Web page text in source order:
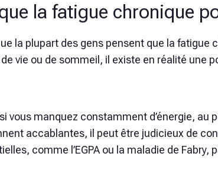
la fatigue chronique
la plupart des gens pensent que la fatigue
vie ou de sommeil, il existe en réalité une
vous manquez constamment d’énergie,
accablantes, il peut être judicieux de
comme l’EGPA ou la maladie de Fabry,